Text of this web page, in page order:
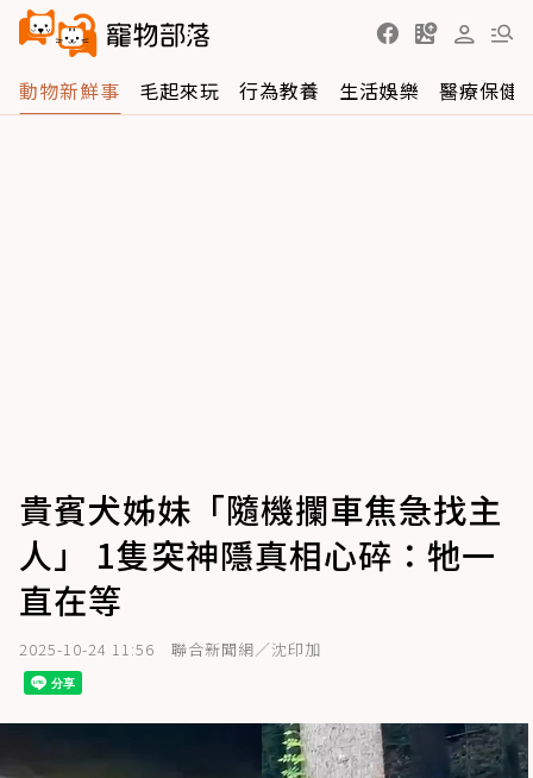
動物新鮮事 毛起來玩 行為教養 生活娛樂 醫療保健
貴賓犬姊妹「隨機攔車焦急找主
人」 1隻突神隱真相心碎：牠一
直在等
2025-10-24 11:56 聯合新聞網／沈印加